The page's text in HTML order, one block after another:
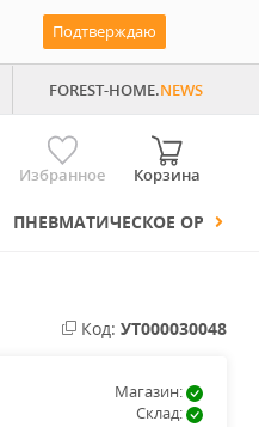
Подтверждаю
FOREST-HOME.NEWS
Избранное Корзина
ПНЕВМАТИЧЕСКОЕ ОРУЖИЕ
Код: УТ000030048
Магазин:
Склад: